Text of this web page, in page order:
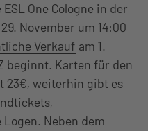
One Cologne in der
November um 14:00
Verkauf am 1.
beginnt. Karten für den
23€, weiterhin gibt es
Neben dem